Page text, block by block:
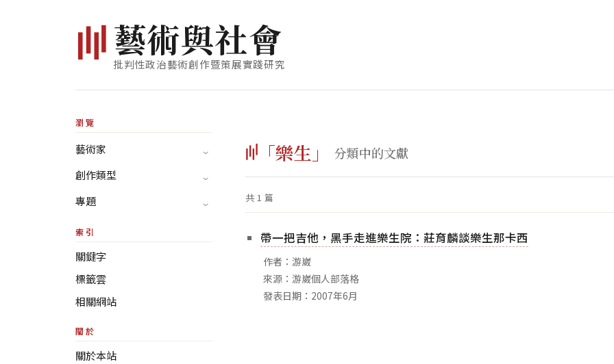
藝術與社會
批判性政治藝術創作暨策展實踐研究
瀏覽
藝術家
創作類型
專題
索引
關鍵字
標籤雲
相關網站
關於
關於本站
「樂生」 分類中的文獻
共 1 篇
帶一把吉他，黑手走進樂生院：莊育麟談樂生那卡西
作者：游崴
來源：游崴個人部落格
發表日期：2007年6月